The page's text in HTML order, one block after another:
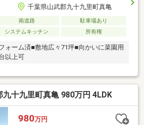
千葉県山武郡九十九里町真亀
南道路
駐車場あり
システムキッチン 所有権
ォーム済■敷地広々71坪■向かいに菜園用
以上可
九十九里町真亀 980万円 4LDK
980万円